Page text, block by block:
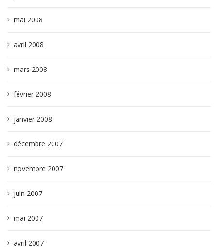
mai 2008
avril 2008
mars 2008
février 2008
janvier 2008
décembre 2007
novembre 2007
juin 2007
mai 2007
avril 2007